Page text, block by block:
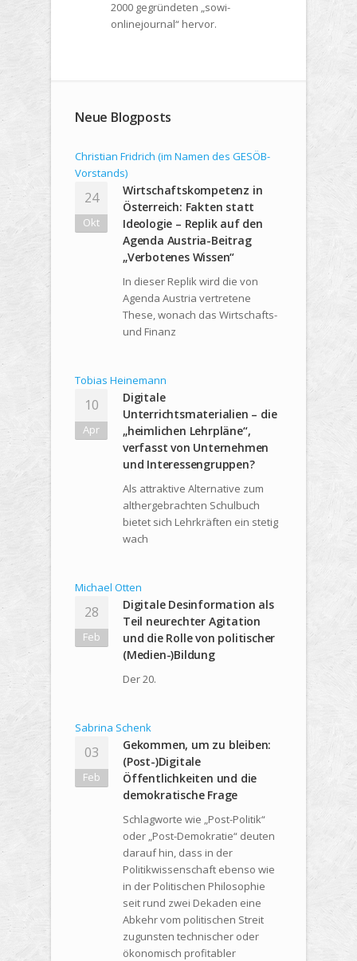
2000 gegründeten „sowi-
onlinejournal“ hervor.
Neue Blogposts
Christian Fridrich (im Namen des GESÖB-
Vorstands)
24
Okt
Wirtschaftskompetenz in
Österreich: Fakten statt
Ideologie – Replik auf den
Agenda Austria-Beitrag
„Verbotenes Wissen“
In dieser Replik wird die von
Agenda Austria vertretene
These, wonach das Wirtschafts-
und Finanz
Tobias Heinemann
10
Apr
Digitale
Unterrichtsmaterialien – die
„heimlichen Lehrpläne“,
verfasst von Unternehmen
und Interessengruppen?
Als attraktive Alternative zum
althergebrachten Schulbuch
bietet sich Lehrkräften ein stetig
wach
Michael Otten
28
Feb
Digitale Desinformation als
Teil neurechter Agitation
und die Rolle von politischer
(Medien-)Bildung
Der 20.
Sabrina Schenk
03
Feb
Gekommen, um zu bleiben:
(Post-)Digitale
Öffentlichkeiten und die
demokratische Frage
Schlagworte wie „Post-Politik“
oder „Post-Demokratie“ deuten
darauf hin, dass in der
Politikwissenschaft ebenso wie
in der Politischen Philosophie
seit rund zwei Dekaden eine
Abkehr vom politischen Streit
zugunsten technischer oder
ökonomisch profitabler